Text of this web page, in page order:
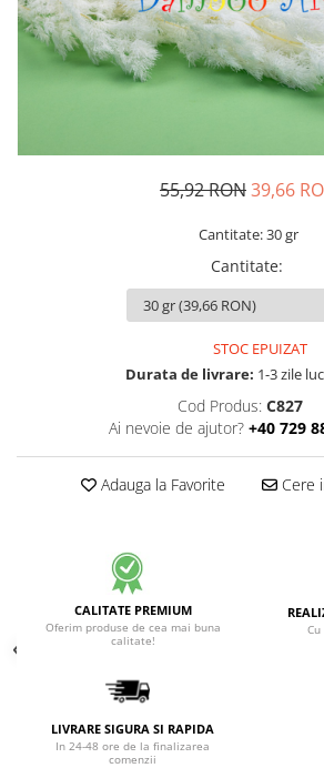
55,92 RON39,66
Cantitate: 30 gr
Cantitate:
STOC EPUIZAT
Durata de livrare: 1-3 zile
Cod Produs: C827
Ai nevoie de ajutor? +40 729
Adauga la Favorite Cere
CALITATE PREMIUM
Oferim produse de cea mai buna
calitate!
LIVRARE SIGURA SI RAPIDA
In 24-48 ore de la finalizarea
comenzii